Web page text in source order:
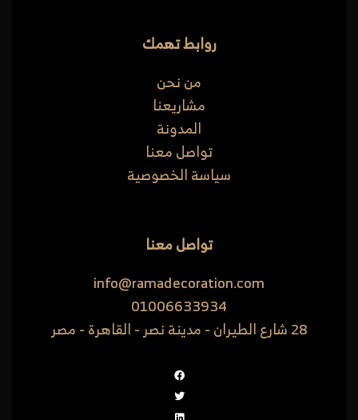
روابط تهمك
من نحن
مشاريعنا
المدونة
تواصل معنا
سياسة الخصوصية
تواصل معنا
info@ramadecoration.com
01006633934
28 شارع الطيران - مدينة نصر - القاهرة - مصر